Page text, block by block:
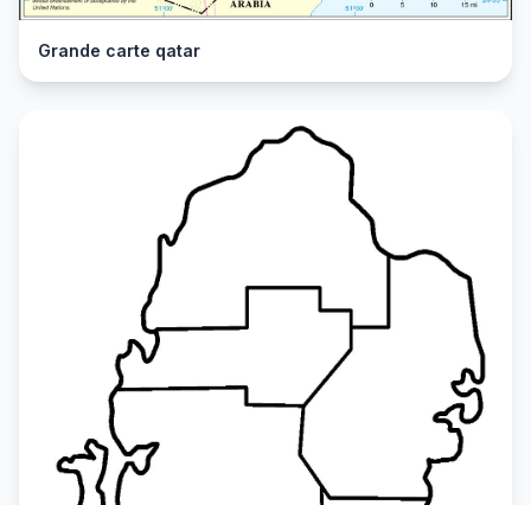
Grande carte qatar